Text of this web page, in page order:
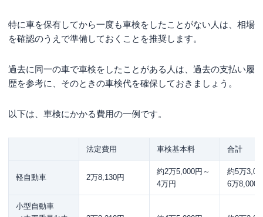
特に車を保有してから一度も車検をしたことがない人は、相場
を確認のうえで準備しておくことを推奨します。
過去に同一の車で車検をしたことがある人は、過去の支払い履
歴を参考に、そのときの車検代を確保しておきましょう。
以下は、車検にかかる費用の一例です。
法定費用 車検基本料 合計
軽自動車 2万8,130円
約2万5,000円～
4万円
約5万
6万8,000
小型自動車